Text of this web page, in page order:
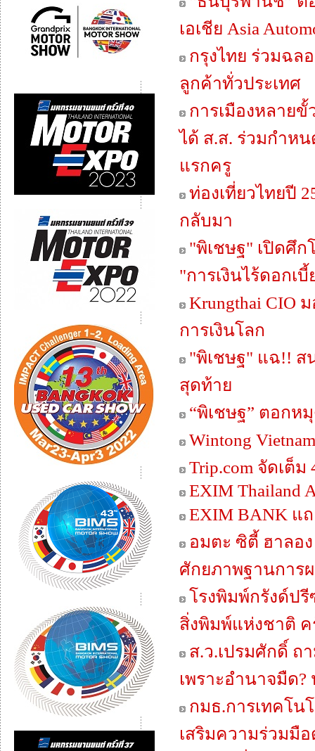
เอเชีย Asia
กรุงไทย ร่วมฉล
ลูกค้าทั่วประเทศ
การเมืองหลาย
ได้ ส.ส. ร่วมกำหน
แรกครู
ท่องเที่ยวไทยปี
กลับมา
"พิเชษฐ" เปิดศึ
"การเงินไร้ดอกเ
Krungthai CIO
การเงินโลก
"พิเชษฐ" แฉ!! ส
สุดท้าย
“พิเชษฐ” ตอกห
Wintong
Trip.com จัดเต็
EXIM Thailand
EXIM BANK แ
อมตะ ซิตี้ ฮาลอง
ศักยภาพฐานการ
โรงพิมพ์กรังด์ปรี
สิ่งพิมพ์แห่งชาติ ค
ส.ว.เปรมศักดิ์ ถ
เพราะอำนาจมืด?
กมธ.การเทคโ
เสริมความร่วมมื